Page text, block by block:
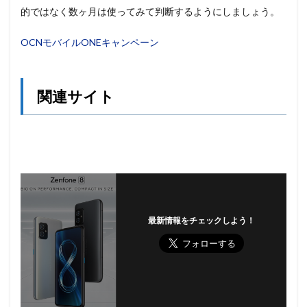
的ではなく数ヶ月は使ってみて判断するようにしましょう。
OCNモバイルONEキャンペーン
関連サイト
最新情報をチェックしよう！